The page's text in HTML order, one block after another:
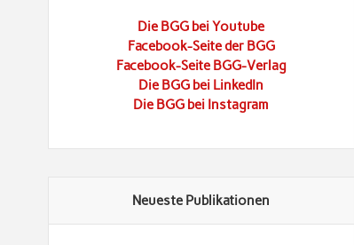
Die BGG bei Youtube
Facebook-Seite der BGG
Facebook-Seite BGG-Verlag
Die BGG bei LinkedIn
Die BGG bei Instagram
Neueste Publikationen